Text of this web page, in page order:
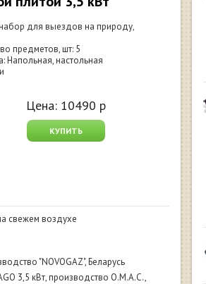
для выездов на природу,
предметов, шт: 5
Напольная, настольная
Цена: 10490 р
КУПИТЬ
свежем воздухе
"NOVOGAZ", Беларусь
3,5 кВт, производство O.M.A.C.,